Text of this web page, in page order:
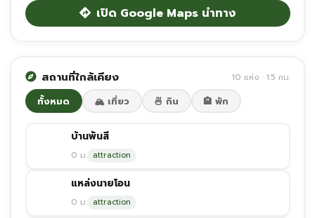
เปิด Google Maps นำทาง
สถานที่ใกล้เคียง 10 แห่ง · 1.5 กม.
ทั้งหมด 🏔️ เที่ยว 🍜 กิน 🏨 พัก
บ้านพันสี
0 ม. attraction
แหล่งนายโอน
0 ม. attraction